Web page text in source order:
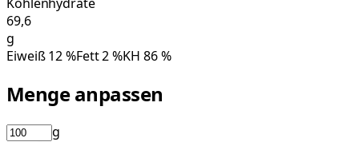
Kohlenhydrate
69,6
g
Eiweiß12%Fett2%KH 86%
Menge anpassen
g